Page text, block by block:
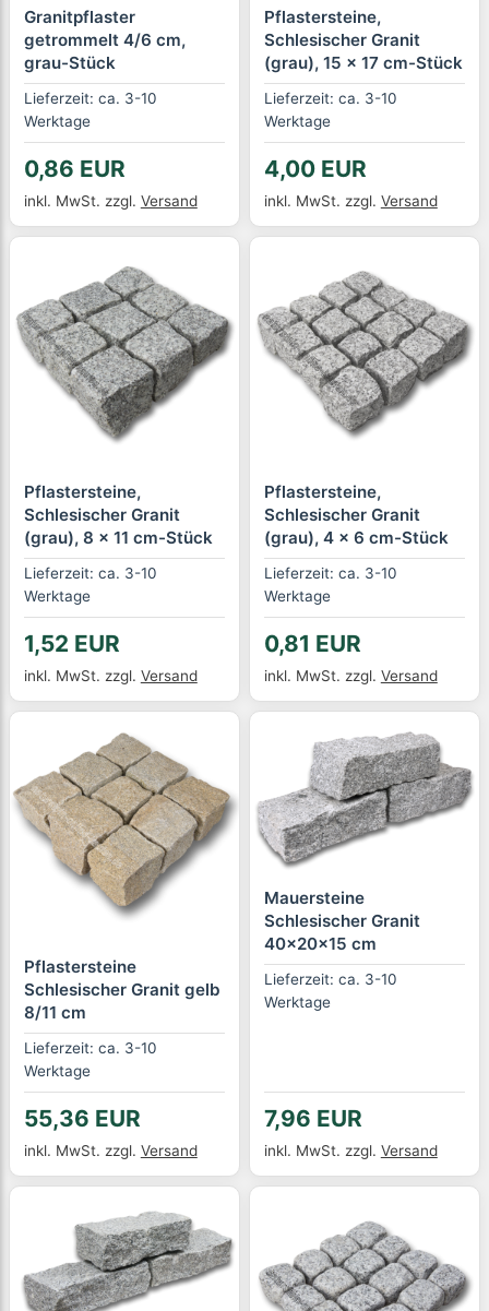
Granitpflaster
getrommelt 4/6 cm,
grau-Stück
Lieferzeit: ca. 3-10
Werktage
0,86 EUR
inkl. MwSt. zzgl. Versand
Pflastersteine,
Schlesischer Granit
(grau), 15 x 17 cm-Stück
Lieferzeit: ca. 3-10
Werktage
4,00 EUR
inkl. MwSt. zzgl. Versand
Pflastersteine,
Schlesischer Granit
(grau), 8 x 11 cm-Stück
Lieferzeit: ca. 3-10
Werktage
1,52 EUR
inkl. MwSt. zzgl. Versand
Pflastersteine,
Schlesischer Granit
(grau), 4 x 6 cm-Stück
Lieferzeit: ca. 3-10
Werktage
0,81 EUR
inkl. MwSt. zzgl. Versand
Pflastersteine
Schlesischer Granit gelb
8/11 cm
Lieferzeit: ca. 3-10
Werktage
55,36 EUR
inkl. MwSt. zzgl. Versand
Mauersteine
Schlesischer Granit
40x20x15 cm
Lieferzeit: ca. 3-10
Werktage
7,96 EUR
inkl. MwSt. zzgl. Versand